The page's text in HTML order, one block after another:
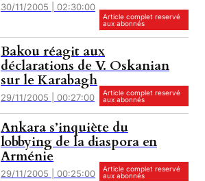
30/11/2005 | 02:30:00
Article complet reservé
aux abonnés
Bakou réagit aux
déclarations de V. Oskanian
sur le Karabagh
29/11/2005 | 00:27:00
Article complet reservé
aux abonnés
Ankara s’inquiète du
lobbying de la diaspora en
Arménie
29/11/2005 | 00:25:00
Article complet reservé
aux abonnés